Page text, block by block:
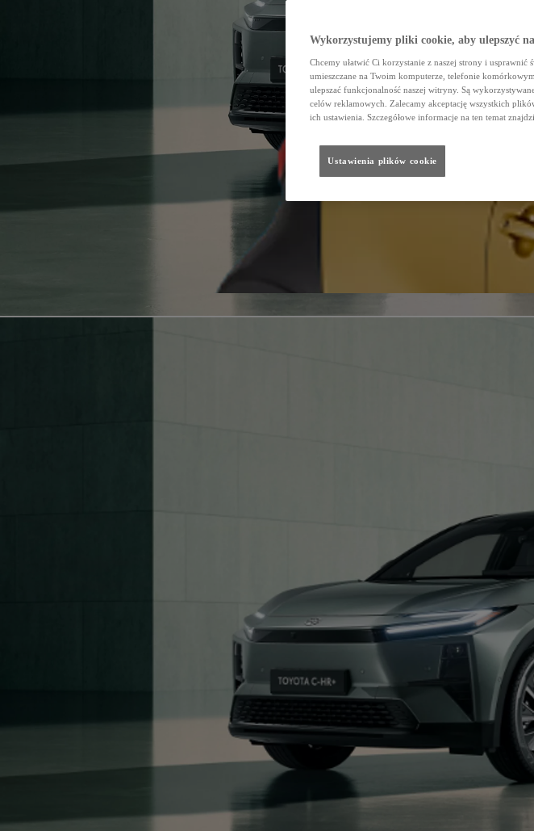
Wykorzystujemy pliki cookie, aby ulepszyć
Chcemy ułatwić Ci korzystanie z naszej strony i
umieszczane na Twoim komputerze, telefonie
ulepszać funkcjonalność naszej witryny. Są
celów reklamowych. Zalecamy akceptację wszystkich
ich ustawienia. Szczegółowe informacje na ten temat
Ustawienia plików cookie